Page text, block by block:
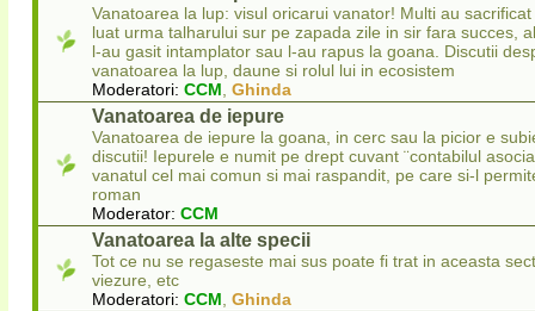
Vanatoarea la lup: visul oricarui vanator! Multi au
luat urma talharului sur pe zapada zile in sir fara succes,
l-au gasit intamplator sau l-au rapus la goana. Discutii
vanatoarea la lup, daune si rolul lui in ecosistem
Moderatori: CCM, Ghinda
Vanatoarea de iepure
Vanatoarea de iepure la goana, in cerc sau la picior e
discutii! Iepurele e numit pe drept cuvant ¨contabilul
vanatul cel mai comun si mai raspandit, pe care si-l
roman
Moderator: CCM
Vanatoarea la alte specii
Tot ce nu se regaseste mai sus poate fi trat in aceasta
viezure, etc
Moderatori: CCM, Ghinda